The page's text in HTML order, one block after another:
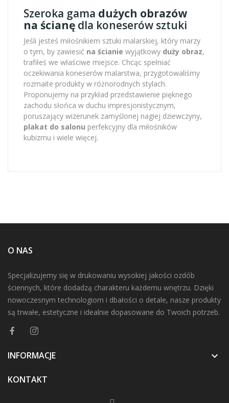
Szeroka gama dużych obrazów
na ścianę dla koneserów sztuki
Jeśli jesteś miłośnikiem sztuki malarskiej, który marzy
o tym, by zawiesić na ścianie wyjątkowy duży obraz,
trafiłeś we właściwe miejsce. Chcąc spełniać
oczekiwania koneserów malarstwa, przygotowaliśmy
rozmaite produkty w różnorodnych stylach.
Proponujemy na przykład przedstawienie pięknego
zachodu słońca w duchu impresjonistycznym,
poruszający wizerunek zamyślonej nagiej dziewczyny,
plakat do salonu perfekcyjny dla miłośników
kubizmu i wiele więcej.
O NAS
Specjalizujemy się w drukowaniu wysokiej jakości ozdób
ściennych, które dodadzą charakteru każdemu wnętrzu. Dzięki
nowoczesnym technologiom i dbałości o detale, nasze produkty
są trwałe, estetyczne i idealnie dopasowane do Twoich potrzeb.
INFORMACJE 
KONTAKT